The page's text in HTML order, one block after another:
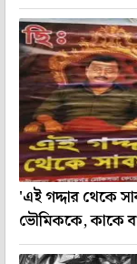
'এই গদ্দার থেকে
ভৌমিককে, কাকে